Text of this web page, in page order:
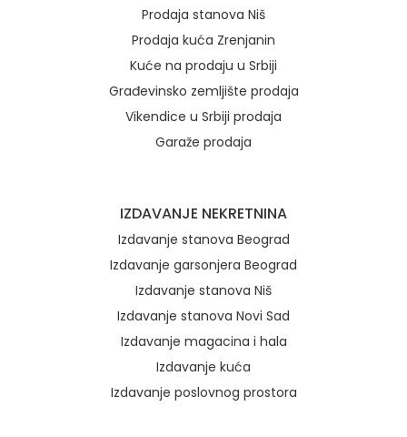
Prodaja stanova Niš
Prodaja kuća Zrenjanin
Kuće na prodaju u Srbiji
Građevinsko zemljište prodaja
Vikendice u Srbiji prodaja
Garaže prodaja
IZDAVANJE NEKRETNINA
Izdavanje stanova Beograd
Izdavanje garsonjera Beograd
Izdavanje stanova Niš
Izdavanje stanova Novi Sad
Izdavanje magacina i hala
Izdavanje kuća
Izdavanje poslovnog prostora